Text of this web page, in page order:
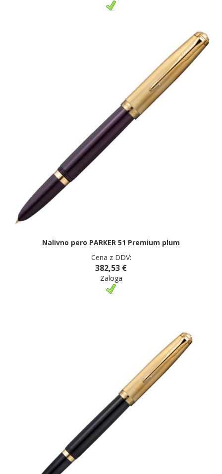
Nalivno pero PARKER 51 Premium plum
Cena z DDV:
382,53 €
Zaloga